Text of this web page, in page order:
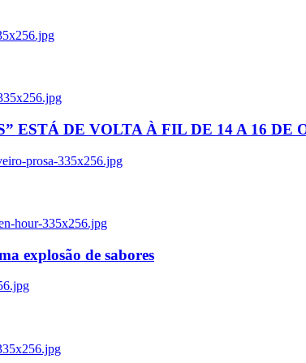
ESTÁ DE VOLTA À FIL DE 14 A 16 DE
prosa-335x256.jpg
hour-335x256.jpg
explosão de sabores